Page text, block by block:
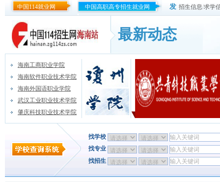
中国114就业网 中国高职高专招生就业网 发 招生信息/求学
最新动态
海南工商职业学院
海南软件职业技术学院
海南外国语职业学院
武汉工业职业技术学院
肇庆科技职业技术学院
找学校
找专业
找招生